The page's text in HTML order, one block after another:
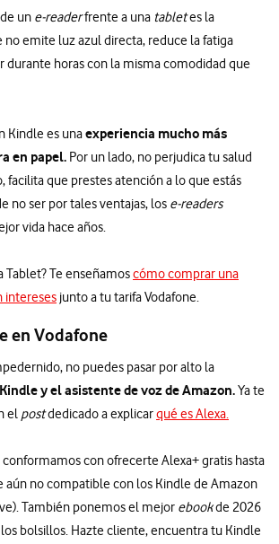
un e-readerfrente a una tabletes la
no emite luz azul directa, reduce la fatiga
durante horas con la misma comodidad que
Kindle es unaexperiencia mucho más
en papel. Por un lado, no perjudica tu salud
facilita que prestes atención a lo que estás
no ser por tales ventajas, los e-readers
vida hace años.
Tablet? Te enseñamoscómo comprar una
intereses junto a tu tarifa Vodafone.
en Vodafone
no puedes pasar por alto la
y el asistente de voz de Amazon.Ya te
el postdedicado a explicarqué es Alexa.
conformamos con ofrecerte Alexa+ gratis hasta
aún no compatible con los Kindle de Amazon
También ponemos el mejor ebookde 2026
bolsillos. Hazte cliente, encuentra tu Kindle